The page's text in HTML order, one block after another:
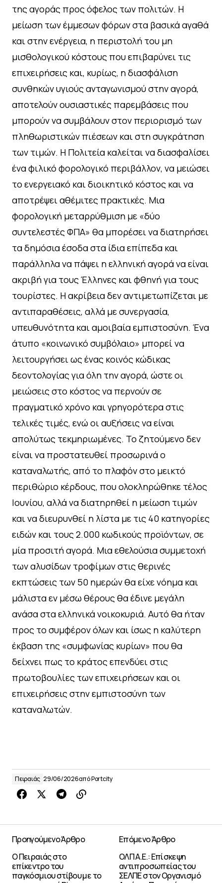
της αγοράς προς όφελος των πολιτών. Η
μείωση των έμμεσων φόρων στα βασικά αγαθά
και στην ενέργεια, η περιστολή του μη
μισθολογικού κόστους που επιβαρύνει τις
επιχειρήσεις και, κυρίως, η διασφάλιση
συνθηκών υγιούς ανταγωνισμού στην αγορά,
αποτελούν ουσιαστικές παρεμβάσεις που
μπορούν να συμβάλουν στον περιορισμό των
πληθωριστικών πιέσεων και στη συγκράτηση
των τιμών. Η Πολιτεία καλείται να διασφαλίσει
ένα φιλικό φορολογικό περιβάλλον, να μειώσει
το ενεργειακό και διοικητικό κόστος και να
αποτρέψει αθέμιτες πρακτικές. Μια
φορολογική μεταρρύθμιση με «δύο
συντελεστές ΦΠΑ» θα μπορέσει να διατηρήσει
τα δημόσια έσοδα στα ίδια επίπεδα και
παράλληλα να πάψει η ελληνική αγορά να είναι
ακριβή για τους Έλληνες και φθηνή για τους
τουρίστες. Η ακρίβεια δεν αντιμετωπίζεται με
αντιπαραθέσεις, αλλά με συνεργασία,
υπευθυνότητα και αμοιβαία εμπιστοσύνη. Ένα
άτυπο «κοινωνικό συμβόλαιο» μπορεί να
λειτουργήσει ως ένας κοινός κώδικας
δεοντολογίας για όλη την αγορά, ώστε οι
μειώσεις στο κόστος να περνούν σε
πραγματικό χρόνο και γρηγορότερα στις
τελικές τιμές, ενώ οι αυξήσεις να είναι
απολύτως τεκμηριωμένες. Το ζητούμενο δεν
είναι να προστατευθεί προσωρινά ο
καταναλωτής, από το πλαφόν στο μεικτό
περιθώριο κέρδους, που ολοκληρώθηκε τέλος
Ιουνίου, αλλά να διατηρηθεί η μείωση τιμών
και να διευρυνθεί η λίστα με τις 40 κατηγορίες
ειδών και τους 2.000 κωδικούς προϊόντων, σε
μία προσιτή αγορά. Μια εθελούσια συμμετοχή
των αλυσίδων τροφίμων στις θερινές
εκπτώσεις των 50 ημερών θα είχε νόημα και
μάλιστα εν μέσω θέρους θα έδινε μεγάλη
ανάσα στα ελληνικά νοικοκυριά. Αυτό θα ήταν
προς το συμφέρον όλων και ίσως η καλύτερη
έκβαση της «συμφωνίας κυρίων» που θα
δείχνει πως το κράτος επενδύει στις
πρωτοβουλίες των επιχειρήσεων και οι
επιχειρήσεις στην εμπιστοσύνη των
καταναλωτών.
Πειραιάς 29/06/2026απόPortcity
Προηγούμενο Άρθρο
Ο Πειραιάς στο
επίκεντρο του
παγκόσμιου στίβου με το
Επόμενο Άρθρο
ΟΛΠ Α.Ε.: Επίσκεψη
αντιπροσωπείας του
ΣΕΛΠΕ στον Οργανισμό